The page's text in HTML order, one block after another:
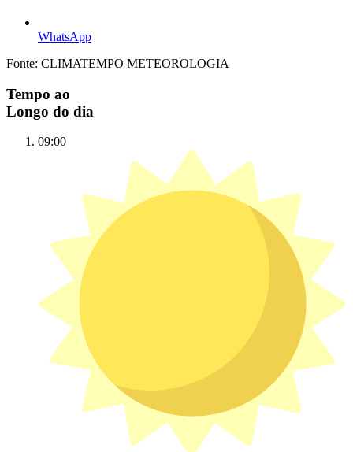
WhatsApp
Fonte: CLIMATEMPO METEOROLOGIA
Tempo ao
Longo do dia
09:00